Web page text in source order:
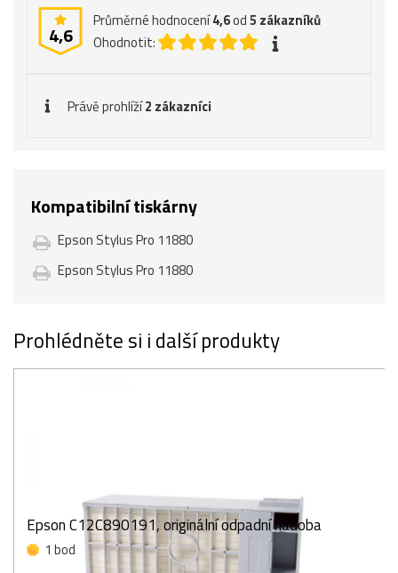
4,6
Průměrné hodnocení4,6od5 zákazníků
Ohodnotit:
Právě prohlíží2 zákazníci
Kompatibilní tiskárny
Epson Stylus Pro 11880
Epson Stylus Pro 11880
Prohlédněte si i další produkty
Epson C12C890191, originální odpadní nádoba
1 bod